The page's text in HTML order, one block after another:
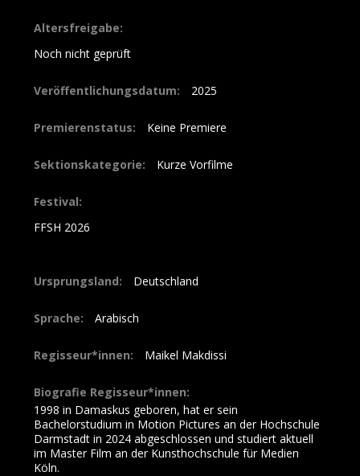
Altersfreigabe:
Noch nicht geprüft
Veröffentlichungsdatum: 2025
Premierenstatus: Keine Premiere
Sektionskategorie: Kurze Vorfilme
Festival:
FFSH 2026
Ursprungsland: Deutschland
Sprache: Arabisch
Regisseur*innen: Maikel Makdissi
Biografie Regisseur*innen:
1998 in Damaskus geboren, hat er sein
Bachelorstudium in Motion Pictures an der Hochschule
Darmstadt in 2024 abgeschlossen und studiert aktuell
im Master Film an der Kunsthochschule für Medien
Köln.